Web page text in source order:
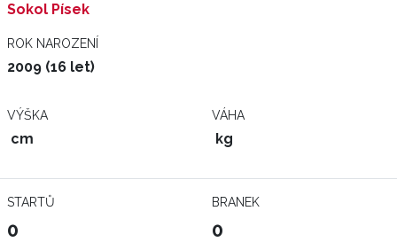
Sokol Písek
ROK NAROZENÍ
2009 (16 let)
VÝŠKA
cm
VÁHA
kg
STARTŮ
0
BRANEK
0